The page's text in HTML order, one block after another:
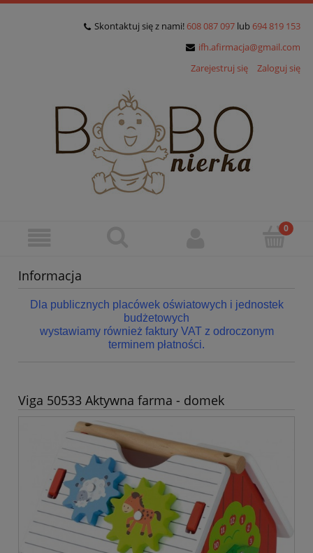
Skontaktuj się z nami! 608 087 097 lub 694 819 153
ifh.afirmacja@gmail.com
Zarejestruj się
Zaloguj się
Informacja
Dla publicznych placówek oświatowych i jednostek
budżetowych
wystawiamy również faktury VAT z odroczonym
terminem płatności.
Viga 50533 Aktywna farma - domek